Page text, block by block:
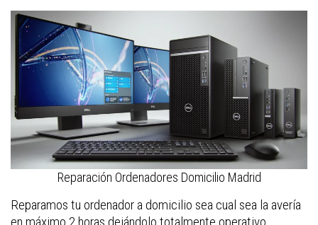
Reparación Ordenadores Domicilio Madrid
Reparamos tu ordenador a domicilio sea cual sea la avería
en máximo 2 horas dejándolo totalmente operativo.